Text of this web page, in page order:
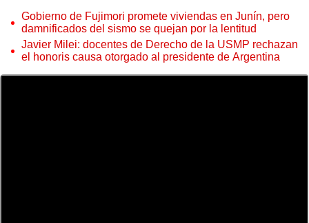
Gobierno de Fujimori promete viviendas en Junín, pero
damnificados del sismo se quejan por la lentitud
Javier Milei: docentes de Derecho de la USMP rechazan
el honoris causa otorgado al presidente de Argentina